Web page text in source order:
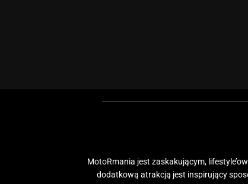
MotoRmania jest zaskakującym,
dodatkową atrakcją jest inspirujący